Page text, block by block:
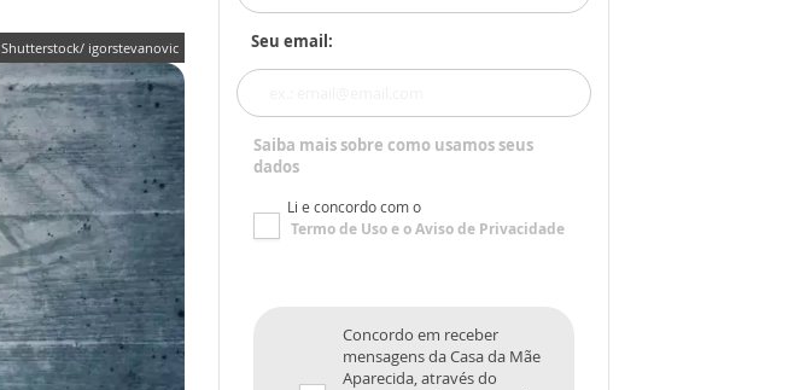
Shutterstock/ igorstevanovic Seu email:
Saiba mais sobre como usamos seus
dados
Li e concordo com o
Termo de Usoe oAviso de Privacidade
Concordo em receber
mensagens da Casa da Mãe
Aparecida, através do